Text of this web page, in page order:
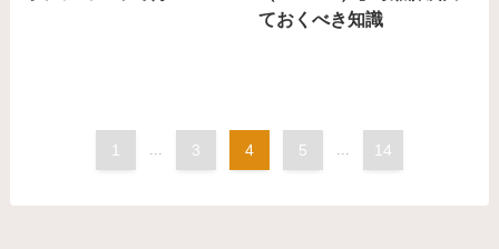
ておくべき知識
1 3 4 5 14